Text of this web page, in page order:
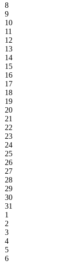
8
9
10
11
12
13
14
15
16
17
18
19
20
21
22
23
24
25
26
27
28
29
30
31
1
2
3
4
5
6